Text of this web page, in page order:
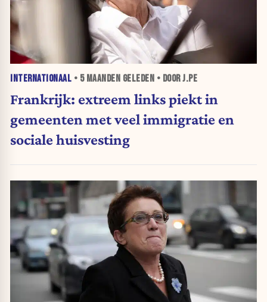
INTERNATIONAAL • 5 MAANDEN GELEDEN • DOOR J.PE
Frankrijk: extreem links piekt in
gemeenten met veel immigratie en
sociale huisvesting